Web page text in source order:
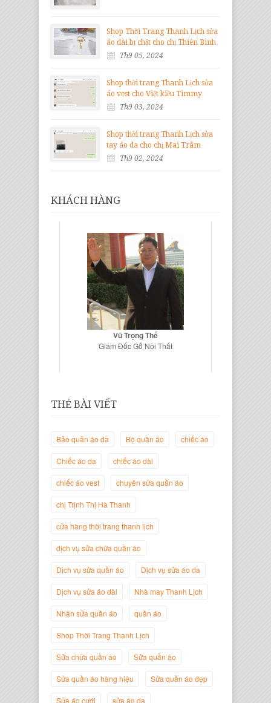
Shop Thời Trang Thanh Lịch sửa
áo dài bị chật cho chị Thiên Bình
Th9 05, 2024
Shop thời trang Thanh Lịch sửa
áo vest cho Việt kiều Timmy
Th9 03, 2024
Shop thời trang Thanh Lịch sửa
tay áo da cho chị Mai Trâm
Th9 02, 2024
KHÁCH HÀNG
Vũ Trọng Thế
Giám Đốc Gỗ Nội Thất
Trịnh Thị Hà Thanh
Trang Thanh Lịch
THẺ BÀI VIẾT
Bảo quản áo da Bộ quần áo chiếc áo
Chiếc áo da chiếc áo dài
chiếc áo vest chuyên sửa quần áo
chị Trịnh Thị Hà Thanh
cửa hàng thời trang thanh lịch
dịch vụ sửa chữa quần áo
Dịch vụ sửa quần áo Dịch vụ sửa áo da
Dịch vụ sửa áo dài Nhà may Thanh Lịch
Nhận sửa quần áo quần áo
Shop Thời Trang Thanh Lịch
Sửa chữa quần áo Sửa quần áo
Sửa quần áo hàng hiệu Sửa quần áo đẹp
Sửa áo cưới sửa áo da